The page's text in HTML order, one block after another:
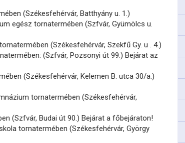
(Székesfehérvár, Batthyány u. 1.)
egész tornatermében (Szfvár, Gyümölcs u.
(Székesfehérvár, Szekfű Gy. u . 4.)
(Szfvár, Pozsonyi út 99.) Bejárat az
(Székesfehérvár, Kelemen B. utca 30/a.)
tornatermében (Székesfehérvár,
(Szfvár, Budai út 90.) Bejárat a főbejáraton!
tornatermében (Székesfehérvár, György